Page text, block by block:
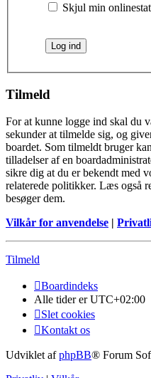
Skjul min
Tilmeld
For at kunne logge ind skal du
sekunder at tilmelde sig, og
boardet. Som tilmeldt bruger
tilladelser af en
sikre dig at du er bekendt med
relaterede politikker. Læs også
besøger dem.
Vilkår for anvendelse |
Tilmeld
Boardindeks
Alle tider erUTC+02:00
Slet cookies
Kontakt os
Udviklet afphpBB® Forum